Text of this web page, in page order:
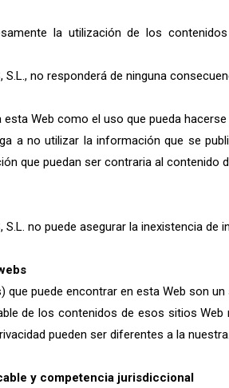
la utilización de los
S.L., no responderá de ninguna
Web como el uso que pueda
a no utilizar la información que se
que puedan ser contraria al contenido
S.L. no puede asegurar la inexistencia
que puede encontrar en esta Web son
de los contenidos de esos sitios
pueden ser diferentes a la nuestra.
y competencia jurisdiccional